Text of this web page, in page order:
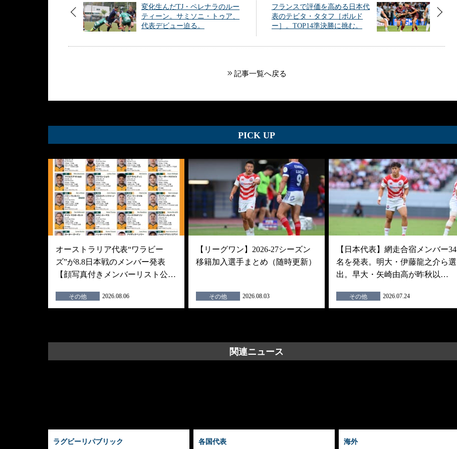
変化生んだTJ・ペレナラのルー
ティーン。サミソニ・トゥア、
代表デビュー迫る。
フランスで評価を高める日本代
表のテビタ・タタフ［ボルド
ー］。TOP14準決勝に挑む。
記事一覧へ戻る
PICK UP
オーストラリア代表“ワラビー
ズ”が8.8日本戦のメンバー発表
【顔写真付きメンバーリスト公…
その他 2026.08.06
【リーグワン】2026-27シーズン
移籍加入選手まとめ（随時更新）
その他 2026.08.03
【日本代表】網走合宿メンバー34
名を発表。明大・伊藤龍之介ら選
出。早大・矢崎由高が昨秋以…
その他 2026.07.24
関連ニュース
ラグビーリパブリック 各国代表 海外